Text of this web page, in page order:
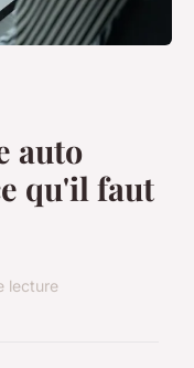
auto
qu'il faut
lecture